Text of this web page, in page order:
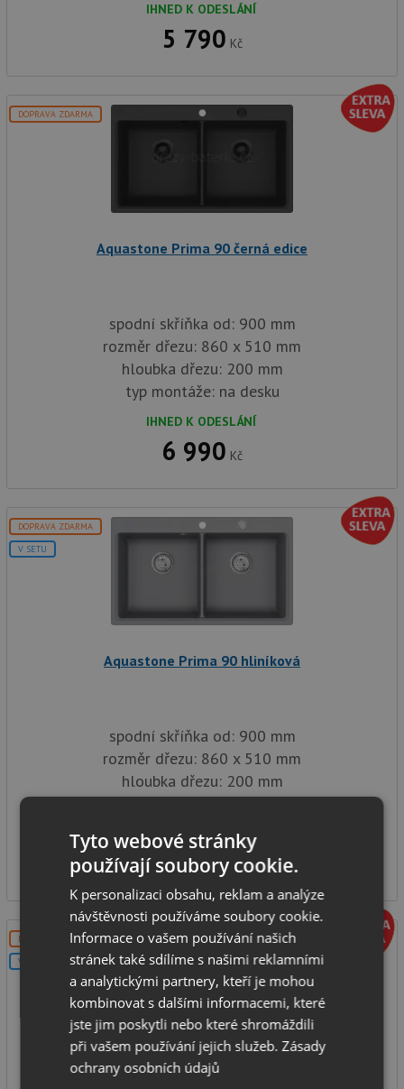
IHNED K ODESLÁNÍ
5 790 Kč
DOPRAVA ZDARMA
Aquastone Prima 90 černá edice
spodní skříňka od: 900 mm
rozměr dřezu: 860 x 510 mm
hloubka dřezu: 200 mm
typ montáže: na desku
IHNED K ODESLÁNÍ
6 990 Kč
DOPRAVA ZDARMA
V SETU
Aquastone Prima 90 hliníková
spodní skříňka od: 900 mm
rozměr dřezu: 860 x 510 mm
hloubka dřezu: 200 mm
typ montáže: na desku
IHNED K ODESLÁNÍ
5 790 Kč
DOPRAVA ZDARMA
V SETU
Aquastone Prima 90 bílá
Tyto webové stránky
používají soubory cookie.
K personalizaci obsahu, reklam a analýze
návštěvnosti používáme soubory cookie.
Informace o vašem používání našich
stránek také sdílíme s našimi reklamními
a analytickými partnery, kteří je mohou
kombinovat s dalšími informacemi, které
jste jim poskytli nebo které shromáždili
při vašem používání jejich služeb.Zásady
ochrany osobních údajů